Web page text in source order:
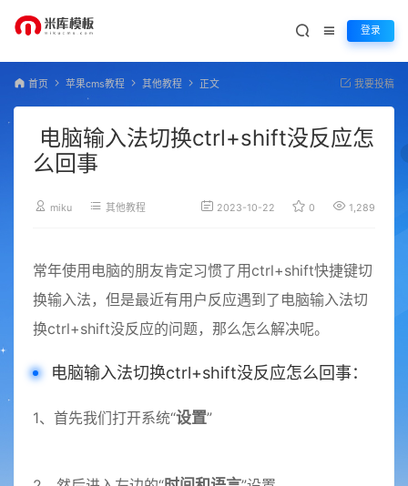
登录
首页 苹果cms教程 其他教程 正文 我要投稿
电脑输入法切换ctrl+shift没反应怎
么回事
miku 其他教程 2023-10-22 0 1,289
常年使用电脑的朋友肯定习惯了用ctrl+shift快捷键切
换输入法，但是最近有用户反应遇到了电脑输入法切
换ctrl+shift没反应的问题，那么怎么解决呢。
电脑输入法切换ctrl+shift没反应怎么回事：
1、首先我们打开系统“设置”